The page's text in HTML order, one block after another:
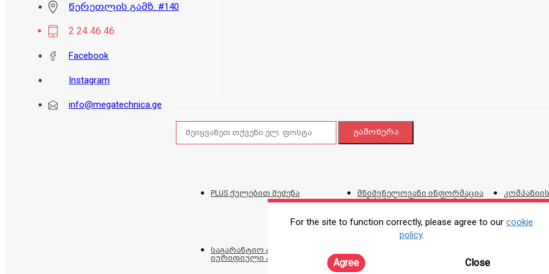
წერეთლის გამზ. #140
2 24 46 46
Facebook
Instagram
info@megatechnica.ge
PLUS ქულებით შეძენა მნიშვნელოვანი ინფორმაცია
გაზქურებთან დაკავშირებით
და
საგარანტიო ტალონი
იურიდიული პირებისთვის
გადაცვლის და დაბრუნების
პოლიტიკა
For the site to function correctly, please agree to our cookie
policy.
Agree Close